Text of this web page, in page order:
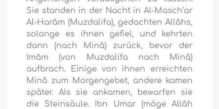
Sie standen in der Nacht in Al-Masch‘ar
Al-Harâm (Muzdalifa), gedachten Allâhs,
solange es ihnen gefiel, und kehrten
dann (nach Minâ) zurück, bevor der
Imâm (von Muzdalifa nach Minâ)
aufbrach. Einige von ihnen erreichten
Minâ zum Morgengebet, andere kamen
später. Als sie ankamen, bewarfen sie
die Steinsäule. Ibn Umar (möge Allâh